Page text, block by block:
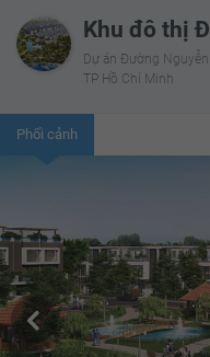
Khu đô thị
Dự án Đường
TP Hồ Chí Minh
Phối cảnh